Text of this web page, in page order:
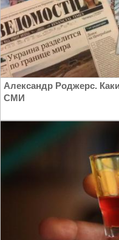
Александр Роджерс.
СМИ